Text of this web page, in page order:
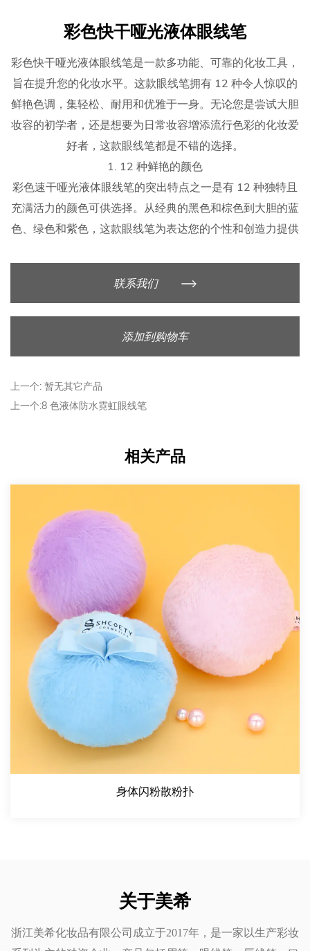
彩色快干哑光液体眼线笔
彩色快干哑光液体眼线笔是一款多功能、可靠的化妆工具，
旨在提升您的化妆水平。这款眼线笔拥有 12 种令人惊叹的
鲜艳色调，集轻松、耐用和优雅于一身。无论您是尝试大胆
妆容的初学者，还是想要为日常妆容增添流行色彩的化妆爱
好者，这款眼线笔都是不错的选择。
1. 12 种鲜艳的颜色
彩色速干哑光液体眼线笔的突出特点之一是有 12 种独特且
充满活力的颜色可供选择。从经典的黑色和棕色到大胆的蓝
色、绿色和紫色，这款眼线笔为表达您的个性和创造力提供
节。
人注目的眼线妆容。
2. 易于涂抹和清洁
理想选择。液体配方可顺滑涂抹，精致的笔尖使涂抹变得毫
能够画出干净、清晰的线条。
此外，这款眼线笔很容易用化妆湿巾或卸妆油去除，使清洁
过程与涂抹时一样轻松。
3. 防水且持久
这款眼线笔具有良好的防水性能，无论条件如何，都能确保
您的妆容持续保持完好。无论您面临潮湿、出汗还是意外溅
水，眼线笔都会保持在原位，不会弄脏或褪色。其快干配方
确保它不会转移到您的眼睑，让您从早到晚焕然一新。
防污：白天无需担心修饰。一旦涂抹，这款眼线笔就不会轻
易弄脏或褪色。
持续佩戴：即使在潮湿或湿润的条件下，持久防水配方也能
保持眼线完好无损。
这使得彩色快干哑光液体眼线笔非常适合忙碌的日子、户外
活动或深夜，确保理想的妆容。
4. 安全亲肤成分
肤。
温和无害：精选成分可安全长期使用，确保对您的健康不会
造成伤害。
联系我们
添加到购物车
上一个: 暂无其它产品
上一个:8 色液体防水霓虹眼线笔
相关产品
身体闪粉散粉扑
关于美希
浙江美希化妆品有限公司成立于2017年，是一家以生产彩妆